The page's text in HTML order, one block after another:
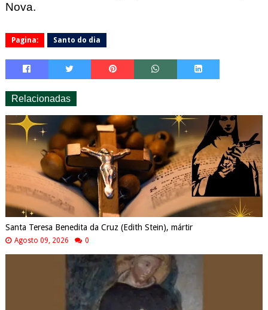
Nova.
Pagina: Santo do dia
Relacionadas
Santa Teresa Benedita da Cruz (Edith Stein), mártir
Agosto 09, 2026 0